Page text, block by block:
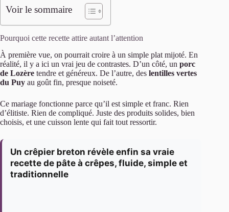
Voir le sommaire
Pourquoi cette recette attire autant l’attention
À première vue, on pourrait croire à un simple plat mijoté. En
réalité, il y a ici un vrai jeu de contrastes. D’un côté, un porc
de Lozère tendre et généreux. De l’autre, des lentilles vertes
du Puy au goût fin, presque noiseté.
Ce mariage fonctionne parce qu’il est simple et franc. Rien
d’élitiste. Rien de compliqué. Juste des produits solides, bien
choisis, et une cuisson lente qui fait tout ressortir.
Un crêpier breton révèle enfin sa vraie
recette de pâte à crêpes, fluide, simple et
traditionnelle